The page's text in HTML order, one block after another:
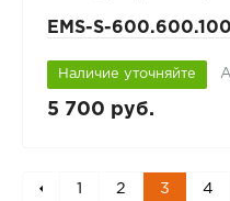
EMS-S-600.600.100
Наличие уточняйте
5 700 руб.
1 2 3 4